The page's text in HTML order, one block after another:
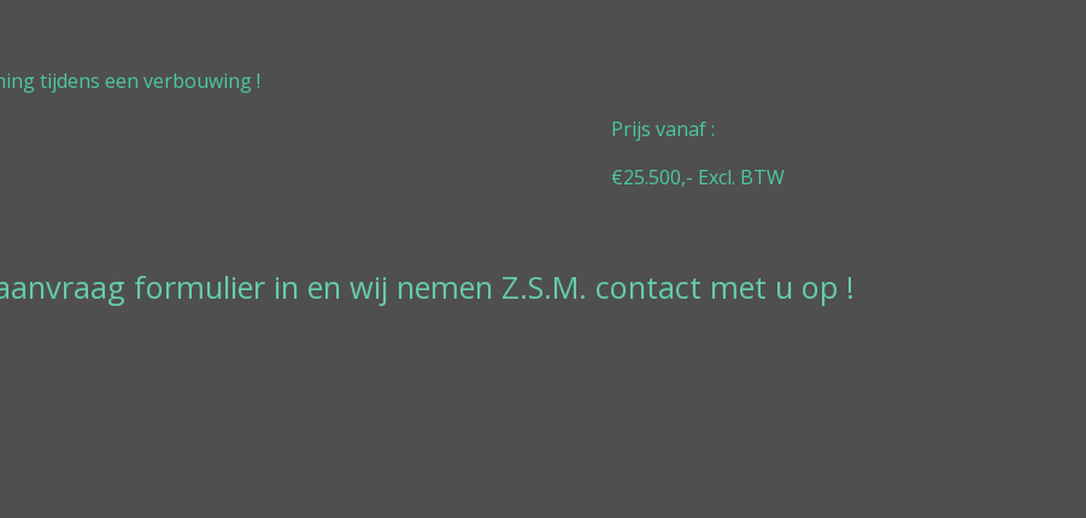
tijdens een verbouwing !
Prijs vanaf :
Excl. BTW
formulier in en wij nemen Z.S.M. contact met u op !